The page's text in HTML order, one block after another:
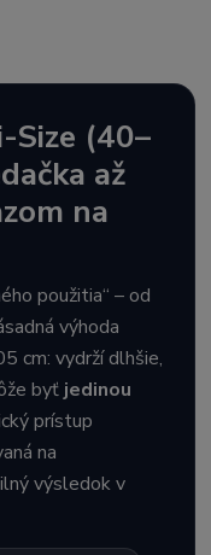
Size (40–
až
na
použitia“ – od
výhoda
cm: vydrží dlhšie,
byťjedinou
prístup
na
výsledok v